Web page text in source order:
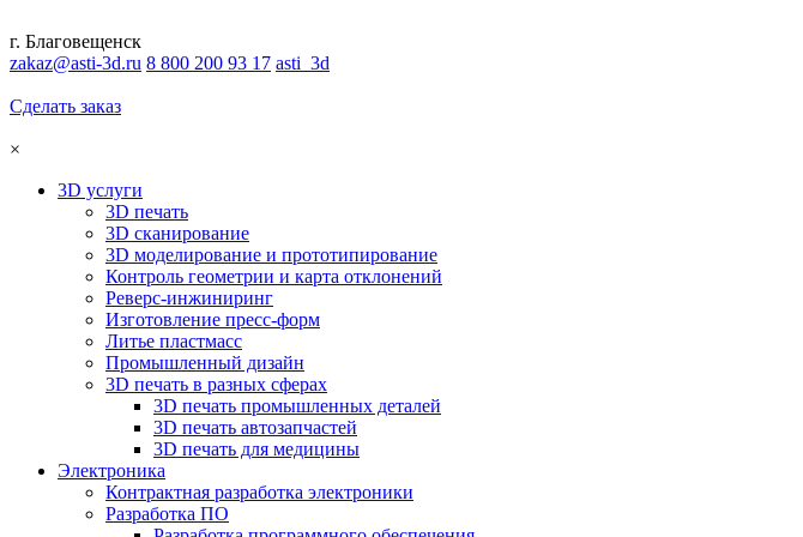
г. Благовещенск
zakaz@asti-3d.ru 8 800 200 93 17 asti_3d
Сделать заказ
×
3D услуги
3D печать
3D сканирование
3D моделирование и прототипирование
Контроль геометрии и карта отклонений
Реверс-инжиниринг
Изготовление пресс-форм
Литье пластмасс
Промышленный дизайн
3D печать в разных сферах
3D печать промышленных деталей
3D печать автозапчастей
3D печать для медицины
Электроника
Контрактная разработка электроники
Разработка ПО